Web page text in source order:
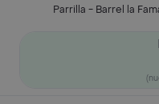
Parrilla - Barrel la